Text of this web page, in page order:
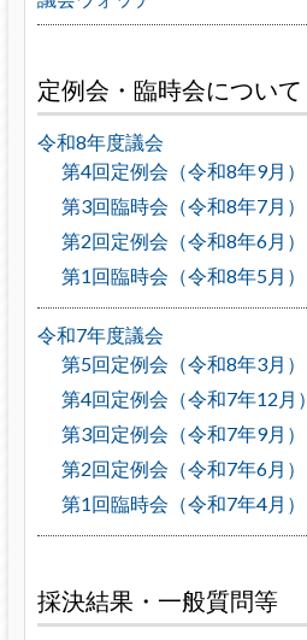
定例会・臨時会について
令和8年度議会
第4回定例会（令和8年9月）
第3回臨時会（令和8年7月）
第2回定例会（令和8年6月）
第1回臨時会（令和8年5月）
令和7年度議会
第5回定例会（令和8年3月）
第4回定例会（令和7年12月）
第3回定例会（令和7年9月）
第2回定例会（令和7年6月）
第1回臨時会（令和7年4月）
採決結果・一般質問等